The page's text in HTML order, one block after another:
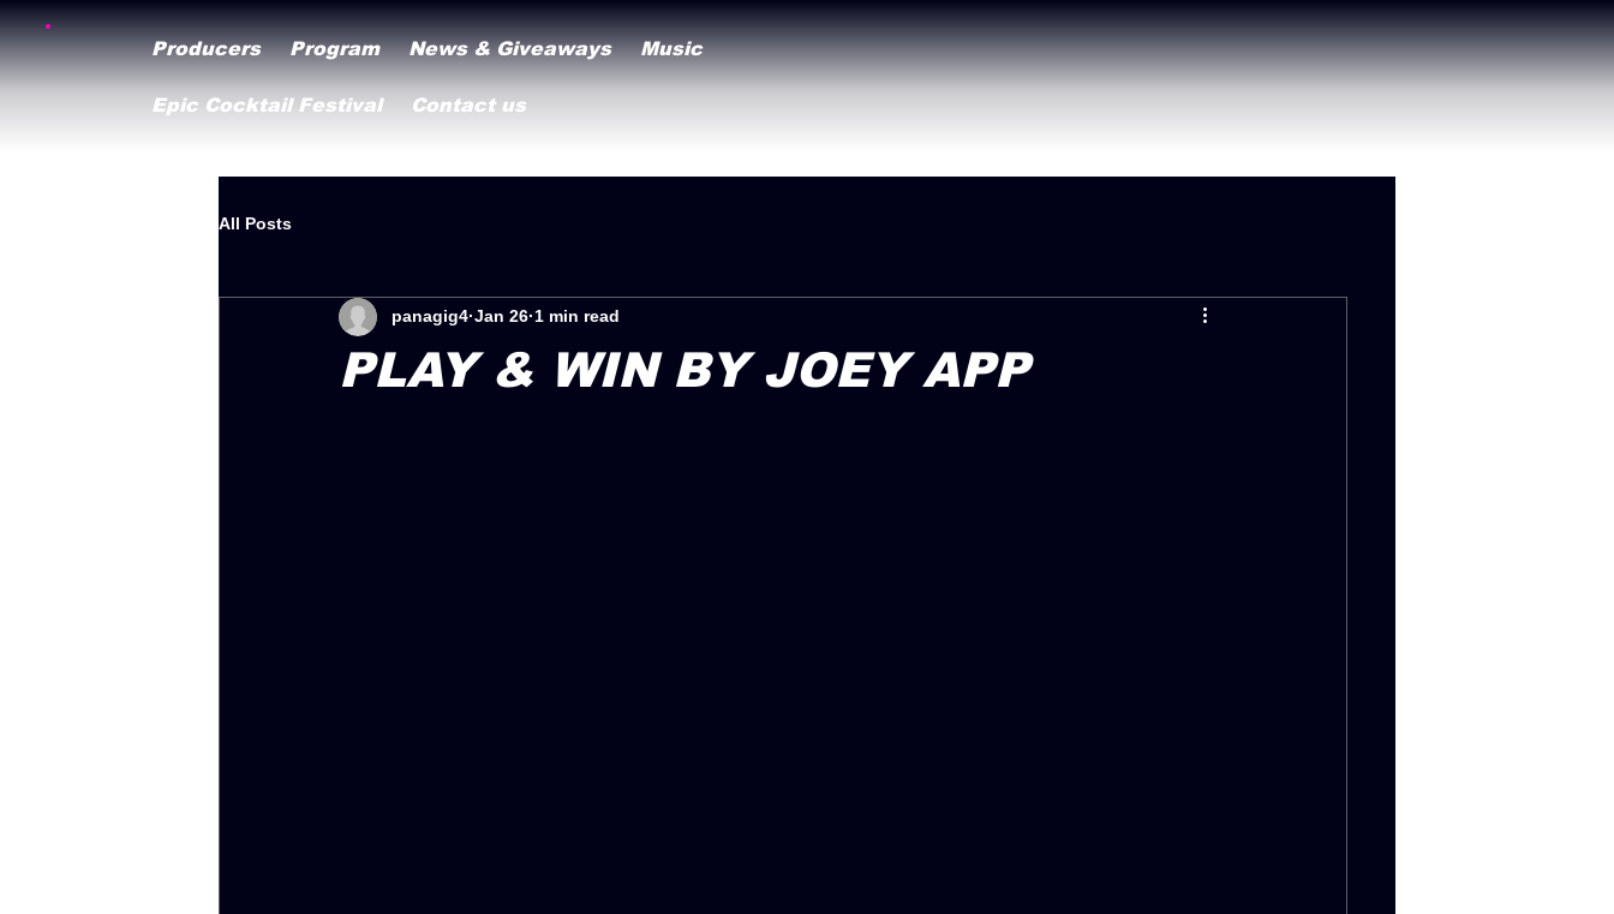
Producers Program News & Giveaways Music
Epic Cocktail Festival Contact us
All Posts
PLAY & WIN BY JOEY APP
panagig4 Jan 26 1 min read